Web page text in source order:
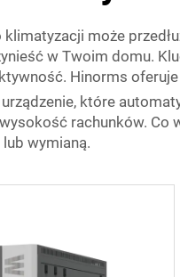
może
w Twoim domu.
Hinorms
które
rachunków.
wymianą.